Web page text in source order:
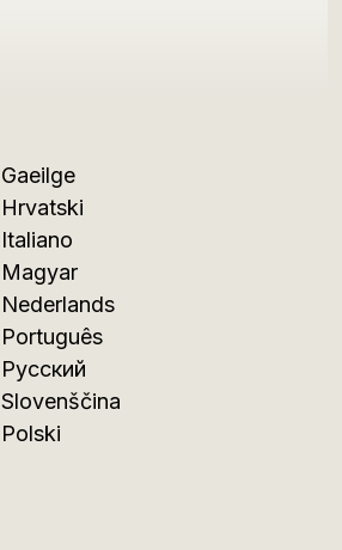
Gaeilge
Hrvatski
Italiano
Magyar
Nederlands
Português
Русский
Slovenščina
Polski